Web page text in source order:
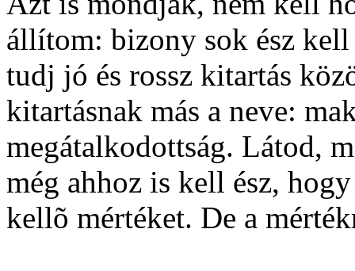
állítom: bizony sok ész
tudj jó és rossz kitartás
kitartásnak más a neve:
megátalkodottság. Látod,
még ahhoz is kell ész,
kellõ mértéket. De a